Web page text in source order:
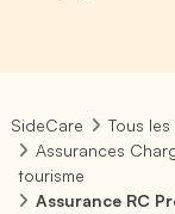
SideCare
Tous
Assurances
tourisme
Assurance RC